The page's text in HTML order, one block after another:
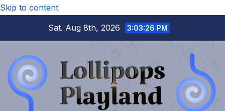
Skip to content
Sat. Aug 8th, 2026
3:03:27 PM